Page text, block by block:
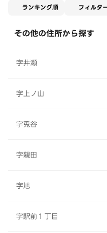
ランキング順 フィルタ
その他の住所から探す
字井瀬
字上ノ山
字兎谷
字親田
字旭
字駅前１丁目